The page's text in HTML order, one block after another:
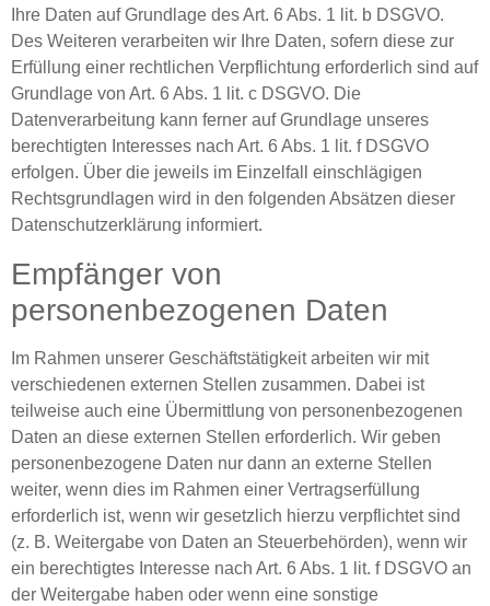
Ihre Daten auf Grundlage des Art. 6 Abs. 1 lit. b DSGVO.
Des Weiteren verarbeiten wir Ihre Daten, sofern diese zur
Erfüllung einer rechtlichen Verpflichtung erforderlich sind auf
Grundlage von Art. 6 Abs. 1 lit. c DSGVO. Die
Datenverarbeitung kann ferner auf Grundlage unseres
berechtigten Interesses nach Art. 6 Abs. 1 lit. f DSGVO
erfolgen. Über die jeweils im Einzelfall einschlägigen
Rechtsgrundlagen wird in den folgenden Absätzen dieser
Datenschutzerklärung informiert.
Empfänger von
personenbezogenen Daten
Im Rahmen unserer Geschäftstätigkeit arbeiten wir mit
verschiedenen externen Stellen zusammen. Dabei ist
teilweise auch eine Übermittlung von personenbezogenen
Daten an diese externen Stellen erforderlich. Wir geben
personenbezogene Daten nur dann an externe Stellen
weiter, wenn dies im Rahmen einer Vertragserfüllung
erforderlich ist, wenn wir gesetzlich hierzu verpflichtet sind
(z. B. Weitergabe von Daten an Steuerbehörden), wenn wir
ein berechtigtes Interesse nach Art. 6 Abs. 1 lit. f DSGVO an
der Weitergabe haben oder wenn eine sonstige